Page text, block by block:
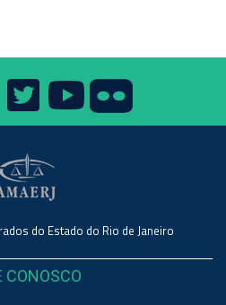
do Estado do Rio de Janeiro
CONOSCO